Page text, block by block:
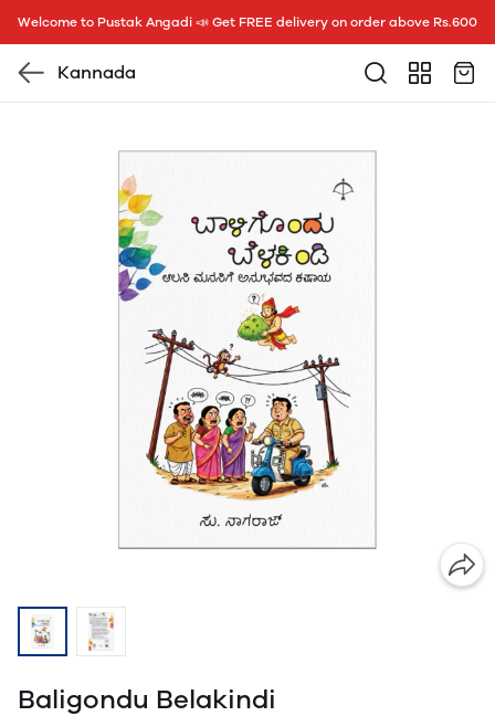
Welcome to Pustak Angadi 📣 Get FREE delivery on order above Rs.600
Kannada
Baligondu Belakindi